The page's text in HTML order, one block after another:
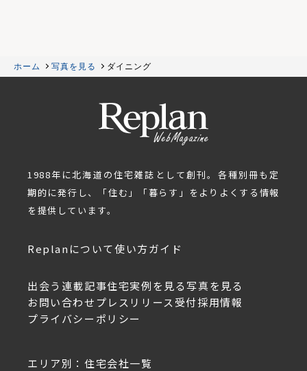
ホーム 写真を見る ダイニング
1988年に北海道の住宅雑誌として創刊。各種別冊も定
期的に発行し、「住む」「暮らす」をよりよくする情報
を提供しています。
Replanについて使い方ガイド
出会う 連載記事住宅実例を見る写真を見る
お問い合わせ プレスリリース受付採用情報
プライバシーポリシー
エリア別：住宅会社一覧